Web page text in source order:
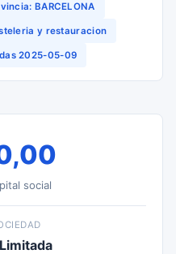
BARCELONA
y restauracion
2025-05-09
social